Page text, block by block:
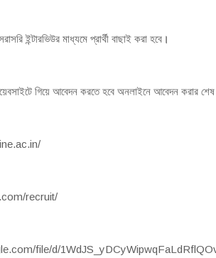
ইন্টারভিউর মাধ্যমে প্রার্থী বাছাই করা হবে।
গিয়ে আবেদন করতে হবে অনলাইনে আবেদন করার
recruit/
file/d/